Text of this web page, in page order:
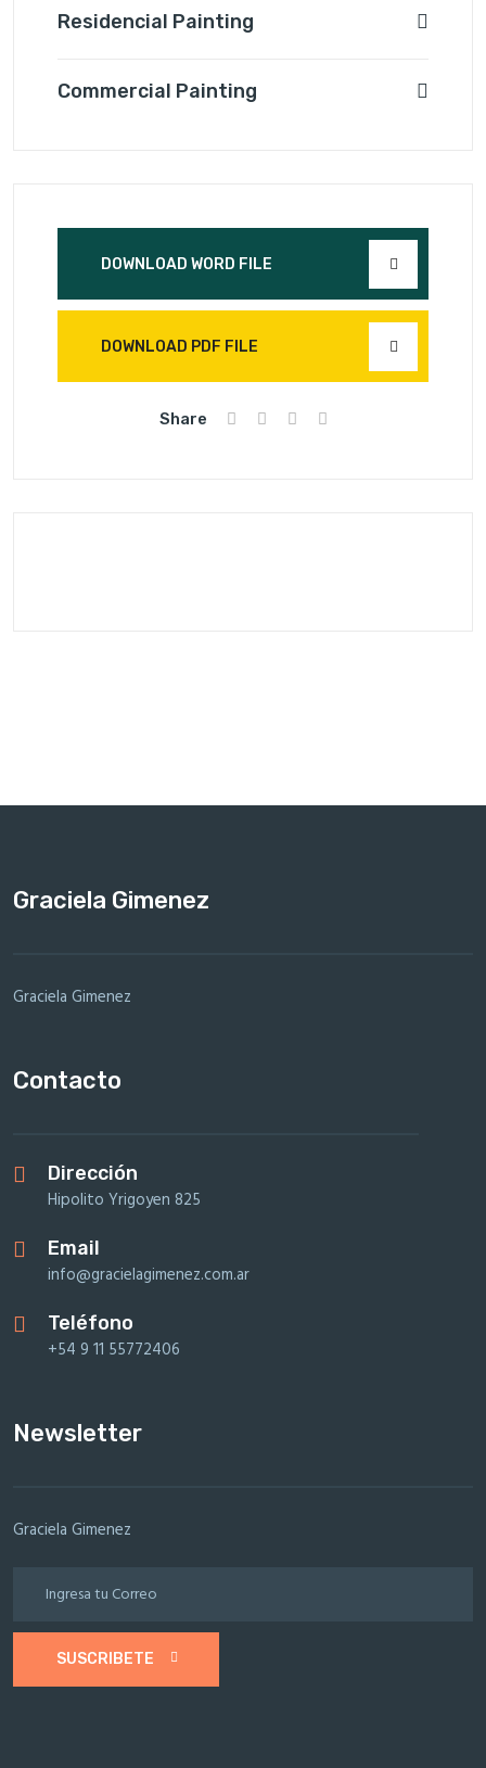
Residencial Painting
Commercial Painting
DOWNLOAD WORD FILE
DOWNLOAD PDF FILE
Share
Graciela Gimenez
Graciela Gimenez
Contacto
Dirección
Hipolito Yrigoyen 825
Email
info@gracielagimenez.com.ar
Teléfono
+54 9 11 55772406
Newsletter
Graciela Gimenez
SUSCRIBETE